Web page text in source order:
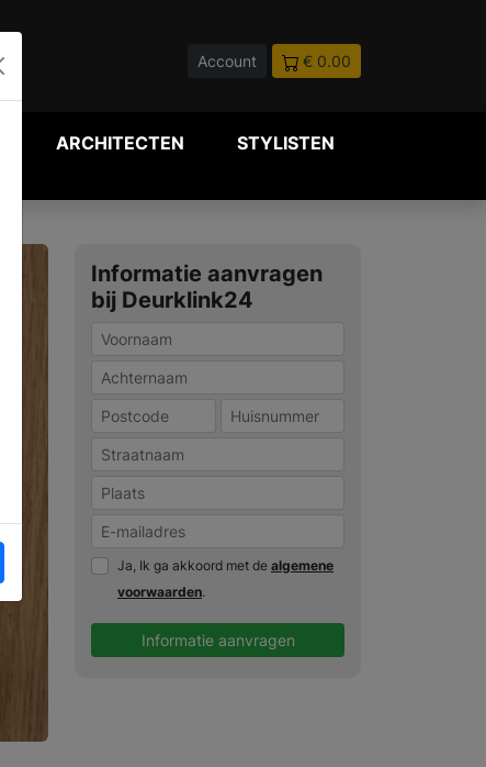
Account € 0.00
ARCHITECTEN STYLISTEN
Informatie aanvragen
bij Deurklink24
Ja, Ik ga akkoord met de algemene
voorwaarden.
Informatie aanvragen